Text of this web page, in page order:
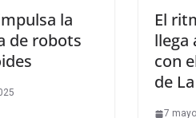
la
de robots
El
llega
con
de
7